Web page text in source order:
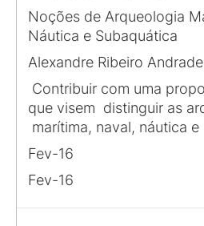
Noções de Arqueologia
Náutica e Subaquática
Alexandre Ribeiro Andrade
Contribuir com uma
que visem distinguir as
marítima, naval, náutica
Fev-16
Fev-16